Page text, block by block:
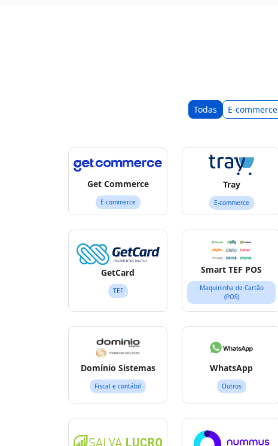
Todas E-commerce
Get Commerce
E-commerce
Tray
E-commerce
GetCard
TEF
Smart TEF POS
Maquininha de Cartão
(POS)
Domínio Sistemas
Fiscal e contábil
WhatsApp
Outros